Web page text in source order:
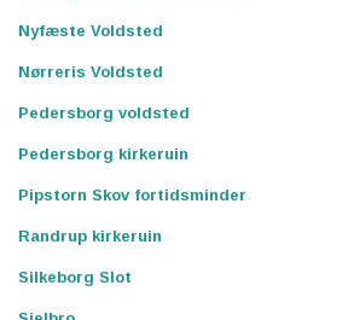
Nyfæste Voldsted
Nørreris Voldsted
Pedersborg voldsted
Pedersborg kirkeruin
Pipstorn Skov fortidsminder
Randrup kirkeruin
Silkeborg Slot